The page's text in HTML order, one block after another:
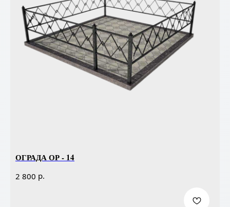
ОГРАДА ОР - 14
2 800 р.